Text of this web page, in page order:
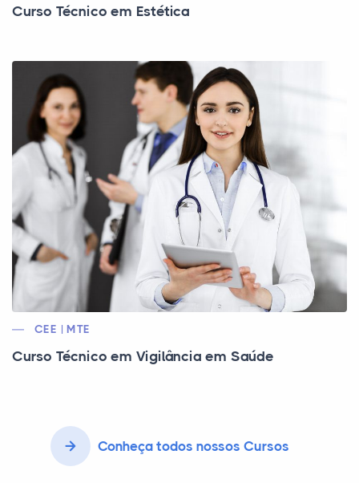
Curso Técnico em Estética
CEE | MTE
Curso Técnico em Vigilância em Saúde
Conheça todos nossos Cursos